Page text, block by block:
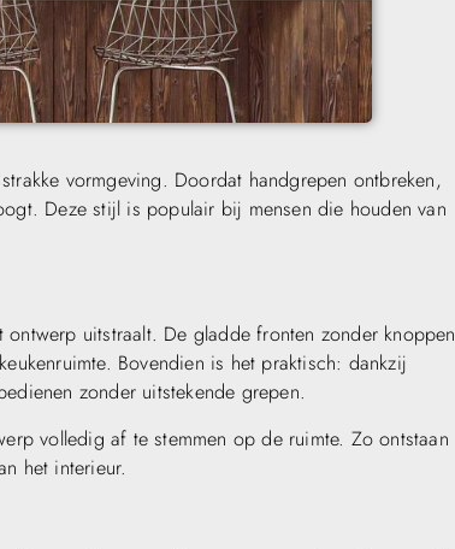
vormgeving. Doordat handgrepen ontbreken,
Deze stijl is populair bij mensen die houden van
uitstraalt. De gladde fronten zonder knoppen
Bovendien is het praktisch: dankzij
zonder uitstekende grepen.
volledig af te stemmen op de ruimte. Zo ontstaan
het interieur.